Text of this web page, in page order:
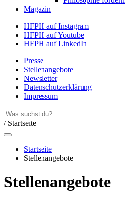
Magazin
HFPH auf Instagram
HFPH auf Youtube
HFPH auf LinkedIn
Presse
Stellenangebote
Newsletter
Datenschutzerklärung
Impressum
/ Startseite
Startseite
Stellenangebote
Stellenangebote